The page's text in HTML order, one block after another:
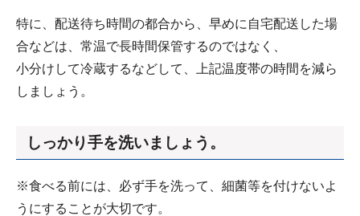
特に、配送待ち時間の都合から、早めに自宅配送した場
合などは、常温で長時間保管するのではなく、
小分けして冷蔵するなどして、上記温度帯の時間を減ら
しましょう。
しっかり手を洗いましょう。
※食べる前には、必ず手を洗って、細菌等を付けないよ
うにすることが大切です。